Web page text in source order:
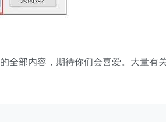
的全部内容，期待你们会喜爱。大量有